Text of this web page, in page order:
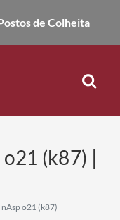
de Colheita
(k87) |
nAsp o21 (k87)